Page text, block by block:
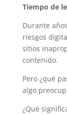
Tiempo de
Durante
riesgos
sitios
contenido.
Pero ¿qué
algo
¿Qué